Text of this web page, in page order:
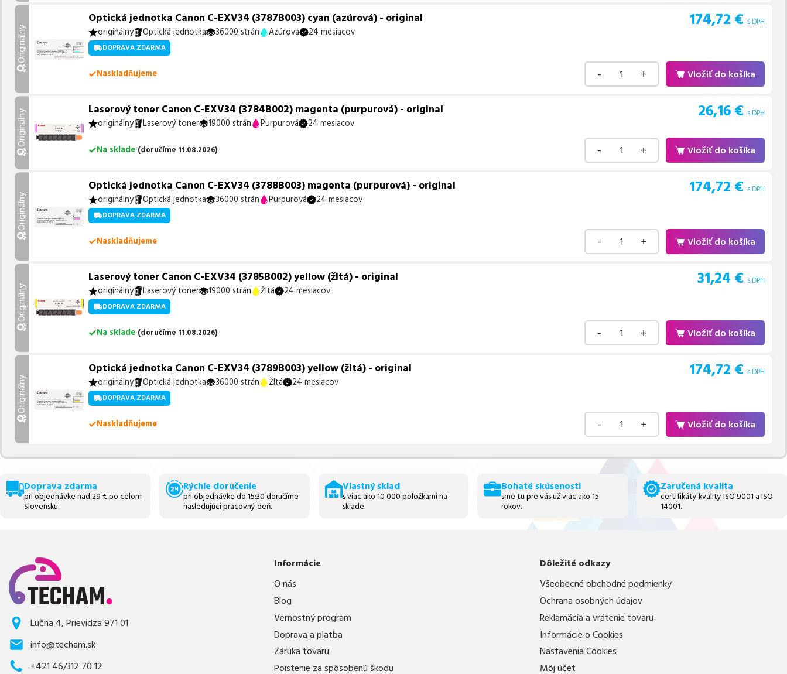
Originálny
Optická jednotka Canon C-EXV34 (3787B003) cyan (azúrová) - original 174,72 € s DPH
originálny Optická jednotka 36000 strán Azúrova 24 mesiacov
DOPRAVA ZDARMA
Naskladňujeme - + Vložiť do košíka
Originálny Laserový toner Canon C-EXV34 (3784B002) magenta (purpurová) - original 26,16 € s DPH
originálny Laserový toner 19000 strán Purpurová 24 mesiacov
Na sklade (doručíme 11.08.2026) - + Vložiť do košíka
Originálny
Optická jednotka Canon C-EXV34 (3788B003) magenta (purpurová) - original 174,72 € s DPH
originálny Optická jednotka 36000 strán Purpurová 24 mesiacov
DOPRAVA ZDARMA
Naskladňujeme - + Vložiť do košíka
Originálny
Laserový toner Canon C-EXV34 (3785B002) yellow (žltá) - original 31,24 € s DPH
originálny Laserový toner 19000 strán Žltá 24 mesiacov
DOPRAVA ZDARMA
Na sklade (doručíme 11.08.2026) - + Vložiť do košíka
Originálny
Optická jednotka Canon C-EXV34 (3789B003) yellow (žltá) - original 174,72 € s DPH
originálny Optická jednotka 36000 strán Žltá 24 mesiacov
DOPRAVA ZDARMA
Naskladňujeme - + Vložiť do košíka
Doprava zdarma
pri objednávke nad 29 € po celom
Slovensku.
Rýchle doručenie
pri objednávke do 15:30 doručíme
nasledujúci pracovný deň.
Vlastný sklad
s viac ako 10 000 položkami na
sklade.
Bohaté skúsenosti
sme tu pre vás už viac ako 15
rokov.
Zaručená kvalita
certifikáty kvality ISO 9001 a ISO
14001.
Lúčna 4, Prievidza 971 01
info@techam.sk
+421 46/312 70 12
Informácie
O nás
Blog
Vernostný program
Doprava a platba
Záruka tovaru
Poistenie za spôsobenú škodu
Dôležité odkazy
Všeobecné obchodné podmienky
Ochrana osobných údajov
Reklamácia a vrátenie tovaru
Informácie o Cookies
Nastavenia Cookies
Môj účet